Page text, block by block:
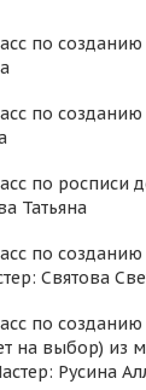
по
по созданию
по росписи
Татьяна
по созданию
Святова
по
на выбор) из
Русина